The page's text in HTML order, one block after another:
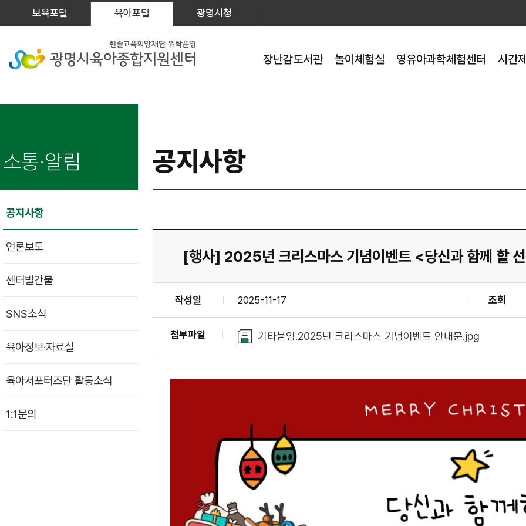
보육포털 육아포털 광명시청
장난감도서관 놀이체험실 영유아과학체험센터 시간
소통·알림
공지사항
언론보도
센터발간물
SNS소식
육아정보·자료실
육아서포터즈단 활동소식
1:1문의
공지사항
[행사] 2025년 크리스마스 기념이벤트 <당신과 함께 할
작성일 2025-11-17 조회
첨부파일 기타붙임.2025년 크리스마스 기념이벤트 안내문.jpg